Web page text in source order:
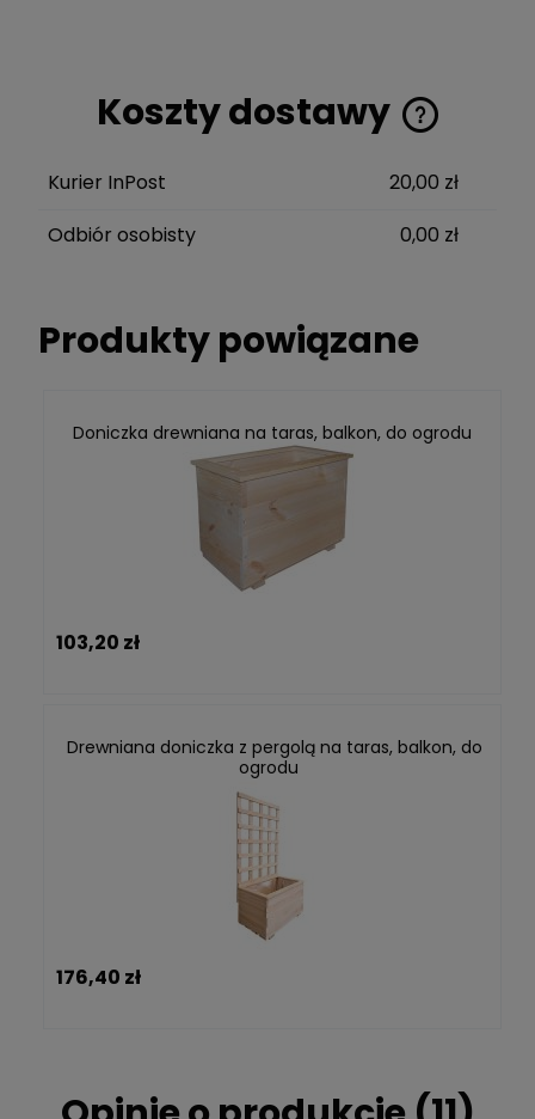
Koszty dostawy
Cena nie zawiera ewentualnych kosztów
Kurier InPost
20,00 zł
Odbiór osobisty
0,00 zł
Produkty powiązane
Doniczka drewniana na taras, balkon, do ogrodu
103,20 zł
Drewniana doniczka z pergolą na taras, balkon, do
ogrodu
176,40 zł